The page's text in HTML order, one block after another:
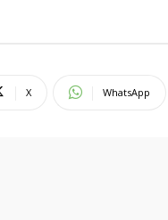
X WhatsApp